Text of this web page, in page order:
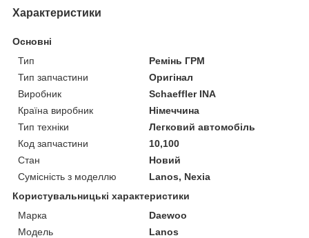
Характеристики
Основні
Тип
Ремінь ГРМ
Тип запчастини
Оригінал
Виробник
Schaeffler INA
Країна виробник
Німеччина
Тип техніки
Легковий автомобіль
Код запчастини
10,100
Стан
Новий
Сумісність з моделлю
Lanos, Nexia
Користувальницькі характеристики
Марка
Daewoo
Модель
Lanos